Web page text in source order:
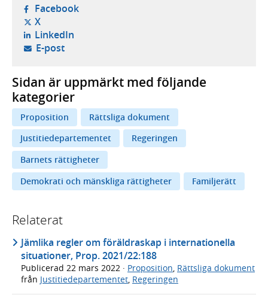
Facebook- öppnas i ny flik, extern webbplats,
X- öppnas i ny flik, extern webbplats,
LinkedIn- öppnas i ny flik, extern webbplats,
E-post- öppnar din e-postklient,
Sidan är uppmärkt med följande
kategorier
Proposition
Rättsliga dokument
Justitiedepartementet
Regeringen
Barnets rättigheter
Demokrati och mänskliga rättigheter
Familjerätt
Relaterat
Jämlika regler om föräldraskap i internationella
situationer, Prop. 2021/22:188
Publicerad 22 mars 2022 · Proposition Rättsliga dokument
från Justitiedepartementet Regeringen